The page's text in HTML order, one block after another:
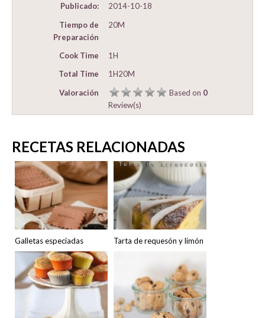
Publicado:
2014-10-18
Tiempo de
Preparación
20M
Cook Time
1H
Total Time
1H20M
Valoración
Based on 0
Review(s)
RECETAS RELACIONADAS
Galletas especiadas Tarta de requesón y limón